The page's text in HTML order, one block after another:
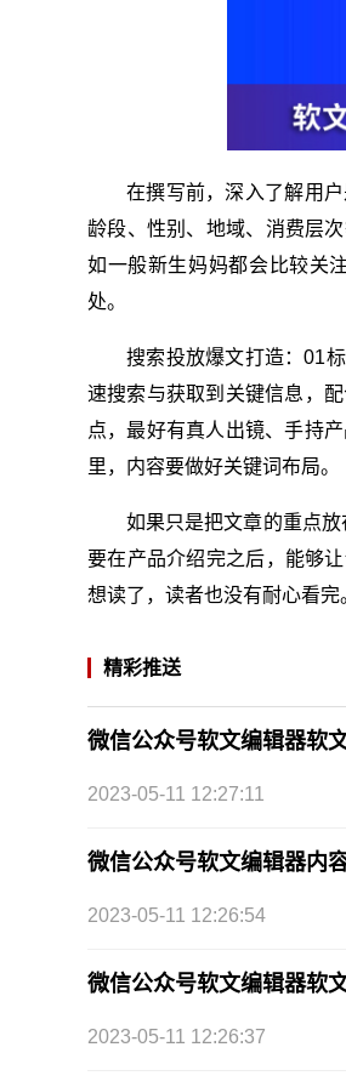
在撰写前，深入了解用
龄段、性别、地域、消费层
如一般新生妈妈都会比较关
处。
搜索投放爆文打造：01
速搜索与获取到关键信息，
点，最好有真人出镜、手持
里，内容要做好关键词布局。
如果只是把文章的重点
要在产品介绍完之后，能够
想读了，读者也没有耐心看完
精彩推送
微信公众号软文编辑器软
2023-05-11 12:27:11
微信公众号软文编辑器内
2023-05-11 12:26:54
微信公众号软文编辑器软
2023-05-11 12:26:37